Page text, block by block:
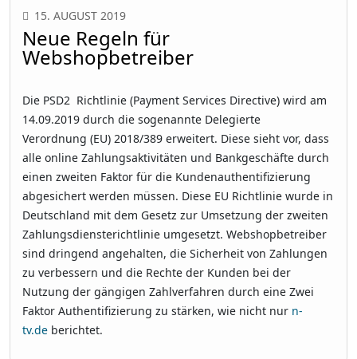
15. AUGUST 2019
Neue Regeln für
Webshopbetreiber
Die PSD2 Richtlinie (Payment Services Directive) wird am
14.09.2019 durch die sogenannte Delegierte
Verordnung (EU) 2018/389 erweitert. Diese sieht vor, dass
alle online Zahlungsaktivitäten und Bankgeschäfte durch
einen zweiten Faktor für die Kundenauthentifizierung
abgesichert werden müssen. Diese EU Richtlinie wurde in
Deutschland mit dem Gesetz zur Umsetzung der zweiten
Zahlungsdiensterichtlinie umgesetzt. Webshopbetreiber
sind dringend angehalten, die Sicherheit von Zahlungen
zu verbessern und die Rechte der Kunden bei der
Nutzung der gängigen Zahlverfahren durch eine Zwei
Faktor Authentifizierung zu stärken, wie nicht nur n-
tv.de berichtet.